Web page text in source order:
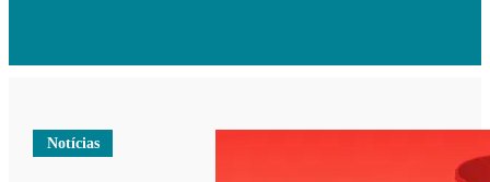
Notícias